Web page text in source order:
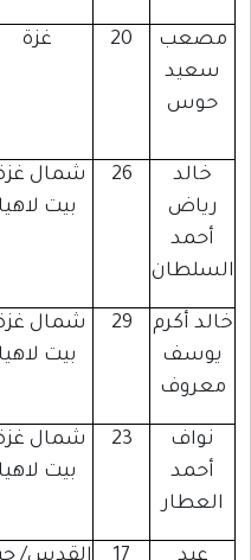
مصعب
سعيد
حوس
20 غزة
خالد
رياض
أحمد
26
شمال غزة/
بيت لاهيا
خالد أكرم
يوسف
معروف
29
شمال غزة/
بيت لاهيا
نواف
أحمد
العطار
23
شمال غزة/
بيت لاهيا